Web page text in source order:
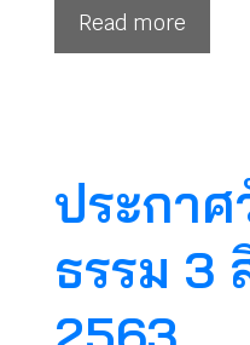
Read more
ประกา
ธรรม 3